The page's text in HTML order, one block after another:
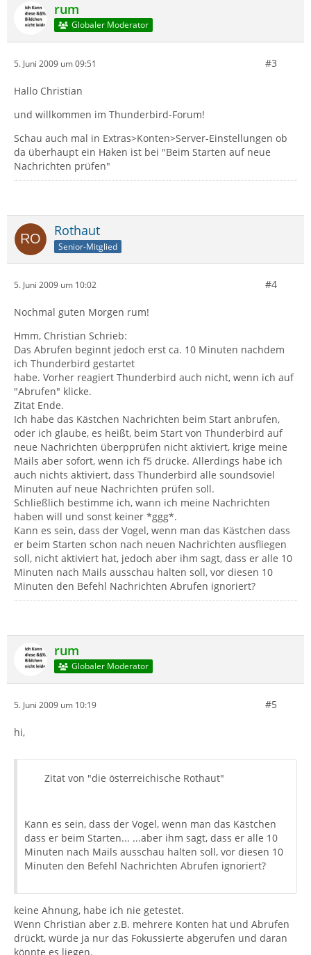
rum
Globaler Moderator
5. Juni 2009 um 09:51 #3
Hallo Christian
und willkommen im Thunderbird-Forum!
Schau auch mal in Extras>Konten>Server-Einstellungen ob
da überhaupt ein Haken ist bei "Beim Starten auf neue
Nachrichten prüfen"
Rothaut
Senior-Mitglied
5. Juni 2009 um 10:02 #4
Nochmal guten Morgen rum!
Hmm, Christian Schrieb:
Das Abrufen beginnt jedoch erst ca. 10 Minuten nachdem
ich Thunderbird gestartet
habe. Vorher reagiert Thunderbird auch nicht, wenn ich auf
"Abrufen" klicke.
Zitat Ende.
Ich habe das Kästchen Nachrichten beim Start anbrufen,
oder ich glaube, es heißt, beim Start von Thunderbird auf
neue Nachrichten überpprüfen nicht aktiviert, krige meine
Mails aber sofort, wenn ich f5 drücke. Allerdings habe ich
auch nichts aktiviert, dass Thunderbird alle soundsoviel
Minuten auf neue Nachrichten prüfen soll.
Schließlich bestimme ich, wann ich meine Nachrichten
haben will und sonst keiner *ggg*.
Kann es sein, dass der Vogel, wenn man das Kästchen dass
er beim Starten schon nach neuen Nachrichten ausfliegen
soll, nicht aktiviert hat, jedoch aber ihm sagt, dass er alle 10
Minuten nach Mails ausschau halten soll, vor diesen 10
Minuten den Befehl Nachrichten Abrufen ignoriert?
rum
Globaler Moderator
5. Juni 2009 um 10:19 #5
hi,
Zitat von "die österreichische Rothaut"
Kann es sein, dass der Vogel, wenn man das Kästchen
dass er beim Starten... ...aber ihm sagt, dass er alle 10
Minuten nach Mails ausschau halten soll, vor diesen 10
Minuten den Befehl Nachrichten Abrufen ignoriert?
keine Ahnung, habe ich nie getestet.
Wenn Christian aber z.B. mehrere Konten hat und Abrufen
drückt, würde ja nur das Fokussierte abgerufen und daran
könnte es liegen.